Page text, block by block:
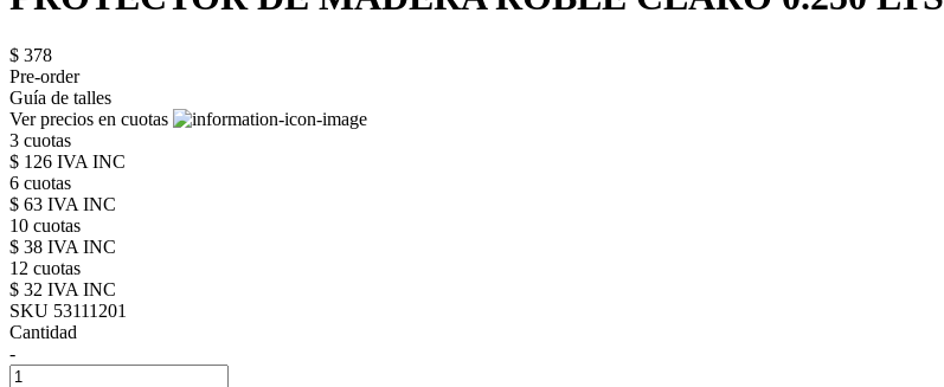
$ 378
Pre-order
Guía de talles
Ver precios en cuotas
3 cuotas
$ 126 IVA INC
6 cuotas
$ 63 IVA INC
10 cuotas
$ 38 IVA INC
12 cuotas
$ 32 IVA INC
SKU 53111201
Cantidad
-